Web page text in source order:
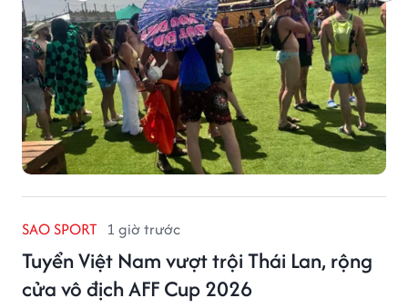
SAO SPORT 1 giờ trước
Tuyển Việt Nam vượt trội Thái Lan, rộng
cửa vô địch AFF Cup 2026